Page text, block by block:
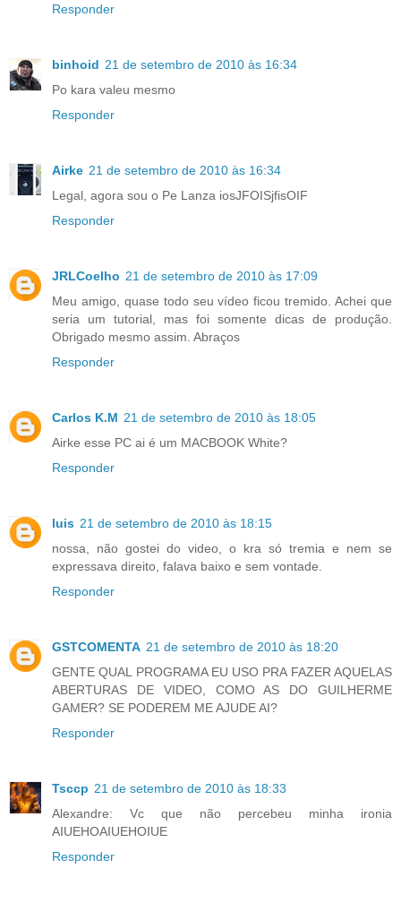
Responder
binhoid 21 de setembro de 2010 às 16:34
Po kara valeu mesmo
Responder
Airke 21 de setembro de 2010 às 16:34
Legal, agora sou o Pe Lanza iosJFOISjfisOIF
Responder
JRLCoelho 21 de setembro de 2010 às 17:09
Meu amigo, quase todo seu vídeo ficou tremido. Achei que
seria um tutorial, mas foi somente dicas de produção.
Obrigado mesmo assim. Abraços
Responder
Carlos K.M 21 de setembro de 2010 às 18:05
Airke esse PC ai é um MACBOOK White?
Responder
luis 21 de setembro de 2010 às 18:15
nossa, não gostei do video, o kra só tremia e nem se
expressava direito, falava baixo e sem vontade.
Responder
GSTCOMENTA 21 de setembro de 2010 às 18:20
GENTE QUAL PROGRAMA EU USO PRA FAZER AQUELAS
ABERTURAS DE VIDEO, COMO AS DO GUILHERME
GAMER? SE PODEREM ME AJUDE AI?
Responder
Tsccp 21 de setembro de 2010 às 18:33
Alexandre: Vc que não percebeu minha ironia
AIUEHOAIUEHOIUE
Responder